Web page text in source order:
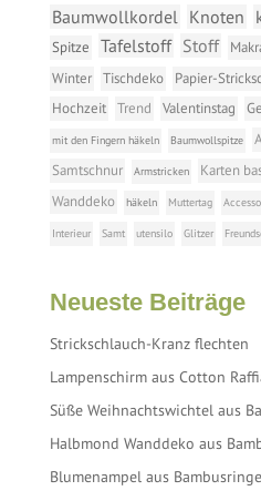
Baumwollkordel
Knoten
Spitze Tafelstoff Stoff
Winter
Tischdeko Papier-
Hochzeit
Trend Valentinstag
mit den Fingern häkeln Baumwollspitze
Samtschnur
Armstricken Karten
Wanddeko
häkeln Muttertag
Interieur Samt utensilo Glitzer
Neueste Beiträge
Strickschlauch-Kranz flechten
Lampenschirm aus Cotton
Süße Weihnachtswichtel aus
Halbmond Wanddeko aus
Blumenampel aus